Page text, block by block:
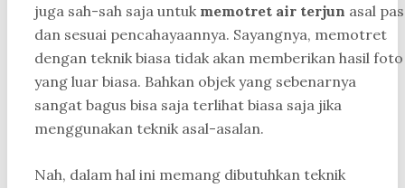
juga sah-sah saja untuk memotret air terjun asal pas
dan sesuai pencahayaannya. Sayangnya, memotret
dengan teknik biasa tidak akan memberikan hasil foto
yang luar biasa. Bahkan objek yang sebenarnya
sangat bagus bisa saja terlihat biasa saja jika
menggunakan teknik asal-asalan.
Nah, dalam hal ini memang dibutuhkan teknik